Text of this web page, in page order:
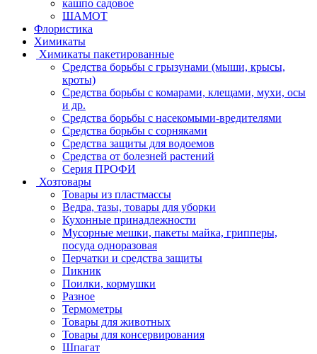
кашпо садовое
ШАМОТ
Флористика
Химикаты
Химикаты пакетированные
Средства борьбы с грызунами (мыши, крысы,
кроты)
Средства борьбы с комарами, клещами, мухи, осы
и др.
Средства борьбы с насекомыми-вредителями
Средства борьбы с сорняками
Средства защиты для водоемов
Средства от болезней растений
Серия ПРОФИ
Хозтовары
Товары из пластмассы
Ведра, тазы, товары для уборки
Кухонные принадлежности
Мусорные мешки, пакеты майка, грипперы,
посуда одноразовая
Перчатки и средства защиты
Пикник
Поилки, кормушки
Разное
Термометры
Товары для животных
Товары для консервирования
Шпагат